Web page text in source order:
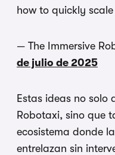
how to quickly
— The Immersive
de julio de 2025
Estas ideas no solo
Robotaxi, sino que
ecosistema donde
entrelazan sin